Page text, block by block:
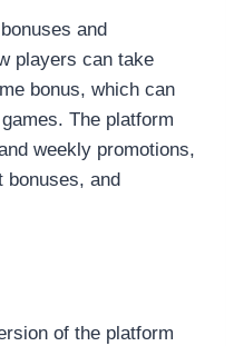
and
players can take
bonus, which can
The platform
weekly promotions,
bonuses, and
of the platform